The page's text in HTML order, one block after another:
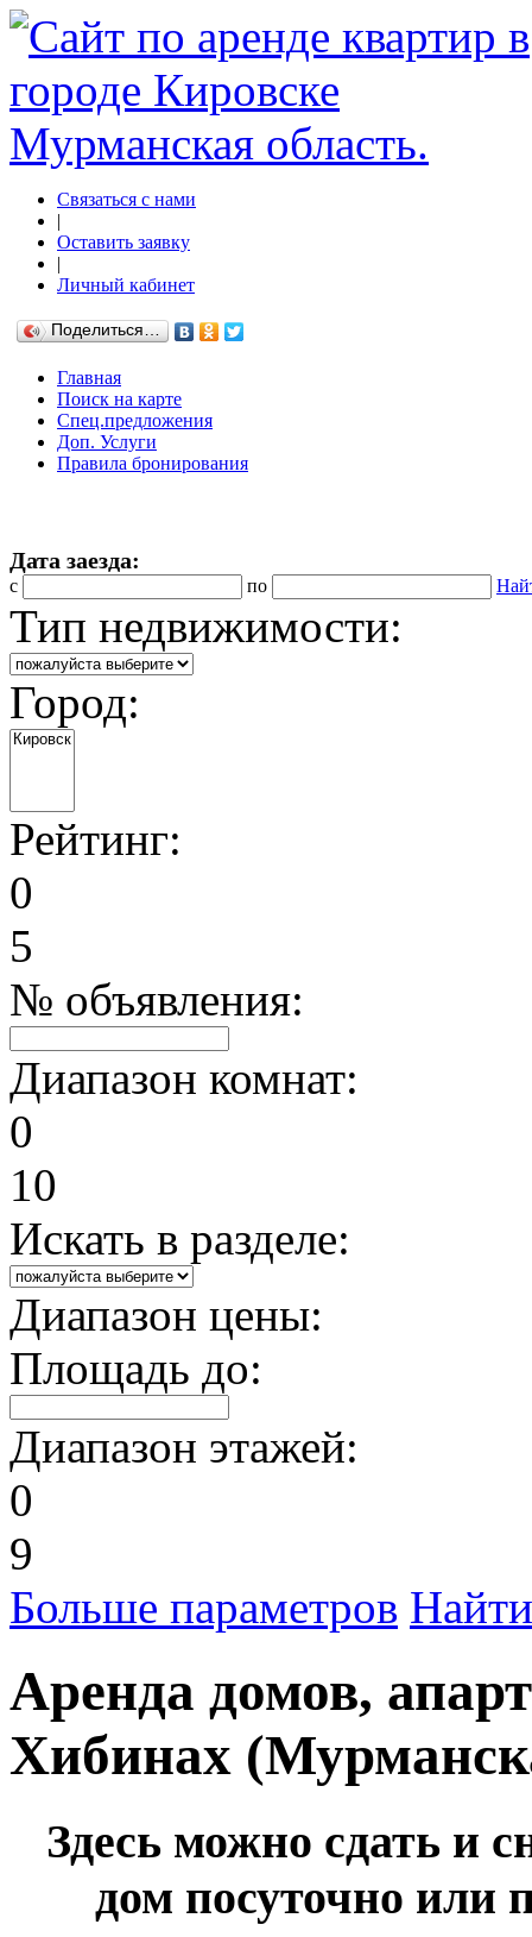
Связаться с нами
|
Оставить заявку
|
Личный кабинет
Поделиться…
Главная
Поиск на карте
Спец.предложения
Доп. Услуги
Правила бронирования
Дата заезда:
с по
Тип недвижимости:
Город:
Рейтинг:
0
5
№ объявления:
Диапазон комнат:
0
10
Искать в разделе:
Диапазон цены:
Площадь до:
Диапазон этажей:
0
9
Больше параметров Найти
Аренда домов,
Хибинах
Здесь можно сдать и
дом посуточно или